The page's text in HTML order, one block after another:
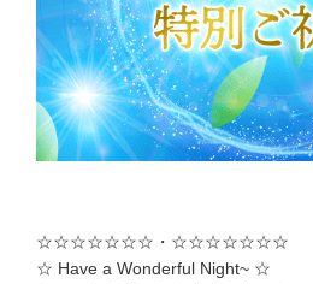
☆☆☆☆☆☆☆・☆☆☆☆☆☆☆
☆ Have a Wonderful Night~ ☆